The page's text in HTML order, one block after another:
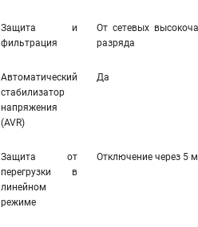
Защита и
фильтрация
От сетевых
разряда
Автоматический
стабилизатор
напряжения
(AVR)
Да
Защита от
перегрузки в
линейном
режиме
Отключение через 5